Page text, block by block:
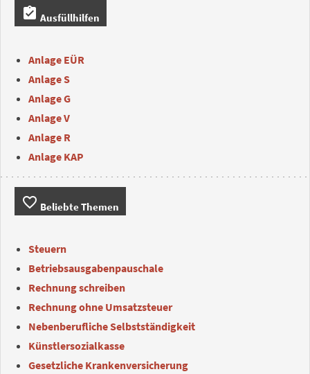
assignment_turned_in Ausfüllhilfen
Anlage EÜR
Anlage S
Anlage G
Anlage V
Anlage R
Anlage KAP
favorite_border Beliebte Themen
Steuern
Betriebsausgabenpauschale
Rechnung schreiben
Rechnung ohne Umsatzsteuer
Nebenberufliche Selbstständigkeit
Künstlersozialkasse
Gesetzliche Krankenversicherung